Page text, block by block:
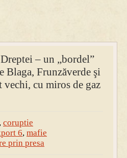
porci în costume, cu gulere albe
– un „bordel”
Blaga, Frunzăverde şi
vechi, cu miros de gaz
coruptie
6, mafie
prin presa